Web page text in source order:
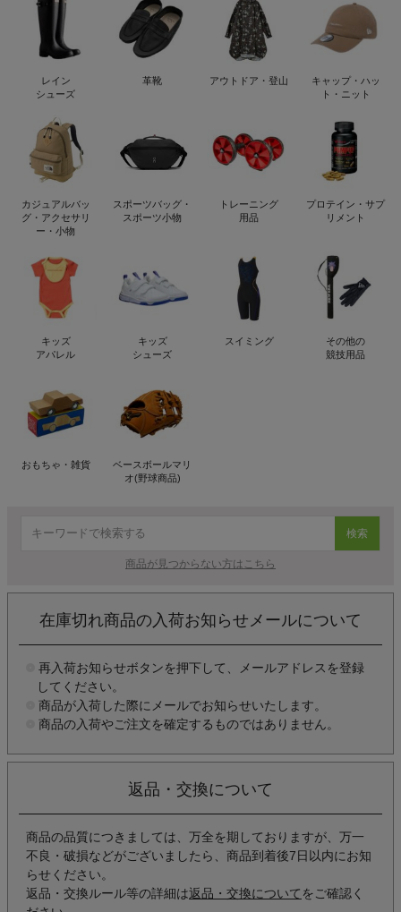
レイン
シューズ
革靴 アウトドア・登山
キャップ・ハッ
ト・ニット
カジュアルバッ
グ・アクセサリ
ー・小物
スポーツバッグ・
スポーツ小物
トレーニング
用品
プロテイン・サプ
リメント
キッズ
アパレル
キッズ
シューズ
スイミング
その他の
競技用品
おもちゃ・雑貨
ベースボールマリ
オ(野球商品)
検索
商品が見つからない方はこちら
在庫切れ商品の入荷お知らせメールについて
再入荷お知らせボタンを押下して、メールアドレスを登録
してください。
商品が入荷した際にメールでお知らせいたします。
商品の入荷やご注文を確定するものではありません。
返品・交換について
商品の品質につきましては、万全を期しておりますが、万一
不良・破損などがございましたら、商品到着後7日以内にお知
らせください。
返品・交換ルール等の詳細は返品・交換について をご確認く